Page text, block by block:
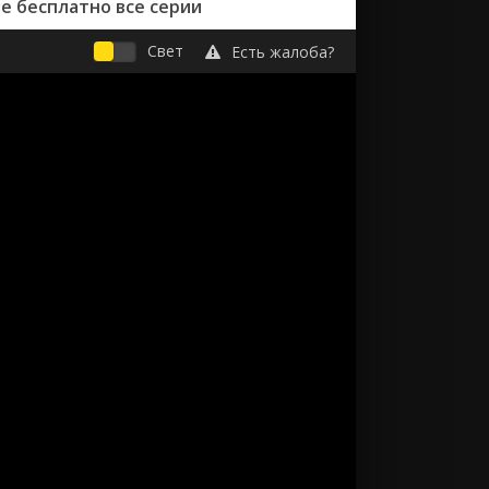
бесплатно все серии
Свет Есть жалоба?